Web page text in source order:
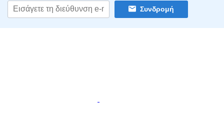
Συνδρομή